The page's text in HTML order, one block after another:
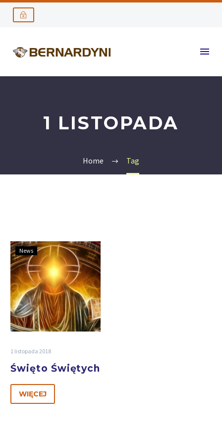
1 LISTOPADA
Home Tag
News
1 listopada 2018
Święto Świętych
WIĘCEJ